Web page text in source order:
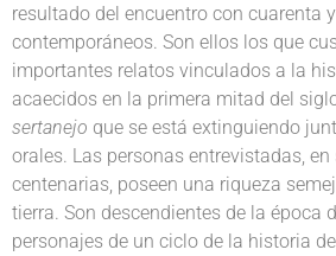
resultado del encuentro con cuarenta
contemporáneos. Son ellos los que
importantes relatos vinculados a la
acaecidos en la primera mitad del
sertanejo que se está extinguiendo
orales. Las personas entrevistadas,
centenarias, poseen una riqueza
tierra. Son descendientes de la época
personajes de un ciclo de la historia